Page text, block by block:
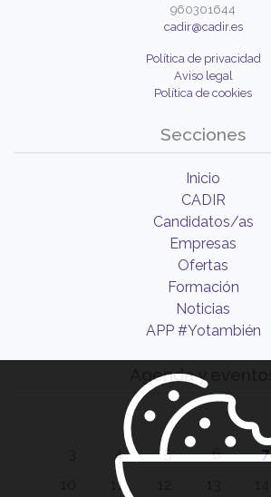
960301644
cadir@cadir.es
Política de privacidad
Aviso legal
Política de cookies
Secciones
Inicio
CADIR
Candidatos/as
Empresas
Ofertas
Formación
Noticias
APP #Yotambién
Agenda y eventos
4 5 6 7
11